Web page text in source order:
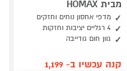
מבית HOMAX
מדפי אחסון נוחים וחזקים
4 רגליים יציבות וחזקות
גוון חום גודייבה
קנה עכשיו ב- 1,199